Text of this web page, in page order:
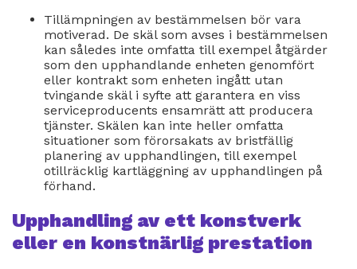
Tillämpningen av bestämmelsen bör vara
motiverad. De skäl som avses i bestämmelsen
kan således inte omfatta till exempel åtgärder
som den upphandlande enheten genomfört
eller kontrakt som enheten ingått utan
tvingande skäl i syfte att garantera en viss
serviceproducents ensamrätt att producera
tjänster. Skälen kan inte heller omfatta
situationer som förorsakats av bristfällig
planering av upphandlingen, till exempel
otillräcklig kartläggning av upphandlingen på
förhand.
Upphandling av ett konstverk
eller en konstnärlig prestation